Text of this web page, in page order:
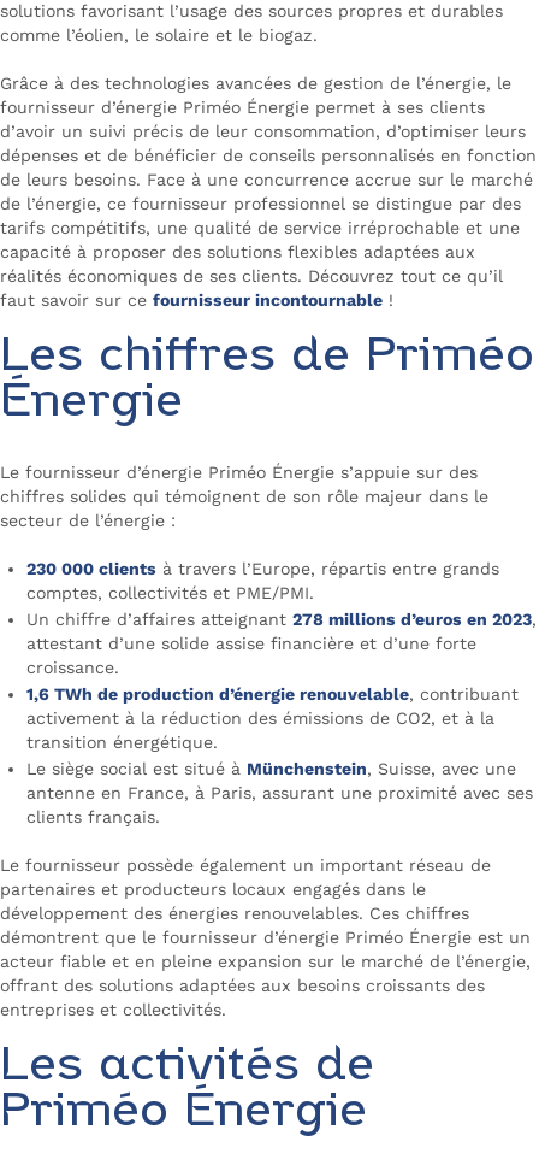
solutions favorisant l’usage des sources propres et durables
comme l’éolien, le solaire et le biogaz.
Grâce à des technologies avancées de gestion de l’énergie, le
fournisseur d’énergie Priméo Énergie permet à ses clients
d’avoir un suivi précis de leur consommation, d’optimiser leurs
dépenses et de bénéficier de conseils personnalisés en fonction
de leurs besoins. Face à une concurrence accrue sur le marché
de l’énergie, ce fournisseur professionnel se distingue par des
tarifs compétitifs, une qualité de service irréprochable et une
capacité à proposer des solutions flexibles adaptées aux
réalités économiques de ses clients. Découvrez tout ce qu’il
faut savoir sur ce fournisseur incontournable !
Les chiffres de Priméo
Énergie
Le fournisseur d’énergie Priméo Énergie s’appuie sur des
chiffres solides qui témoignent de son rôle majeur dans le
secteur de l’énergie :
230 000 clients à travers l’Europe, répartis entre grands
comptes, collectivités et PME/PMI.
Un chiffre d’affaires atteignant 278 millions d’euros en 2023,
attestant d’une solide assise financière et d’une forte
croissance.
1,6 TWh de production d’énergie renouvelable, contribuant
activement à la réduction des émissions de CO2, et à la
transition énergétique.
Le siège social est situé à Münchenstein, Suisse, avec une
antenne en France, à Paris, assurant une proximité avec ses
clients français.
Le fournisseur possède également un important réseau de
partenaires et producteurs locaux engagés dans le
développement des énergies renouvelables. Ces chiffres
démontrent que le fournisseur d’énergie Priméo Énergie est un
acteur fiable et en pleine expansion sur le marché de l’énergie,
offrant des solutions adaptées aux besoins croissants des
entreprises et collectivités.
Les activités de
Priméo Énergie